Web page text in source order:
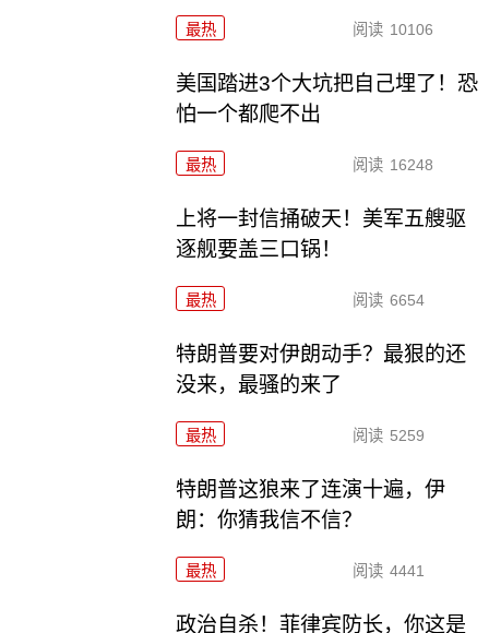
最热 阅读 10106
美国踏进3个大坑把自己埋了！恐
怕一个都爬不出
最热 阅读 16248
上将一封信捅破天！美军五艘驱
逐舰要盖三口锅！
最热 阅读 6654
特朗普要对伊朗动手？最狠的还
没来，最骚的来了
最热 阅读 5259
特朗普这狼来了连演十遍，伊
朗：你猜我信不信？
最热 阅读 4441
政治自杀！菲律宾防长，你这是